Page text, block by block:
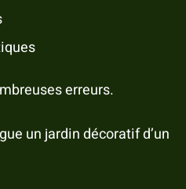
erreurs.
un jardin décoratif d’un